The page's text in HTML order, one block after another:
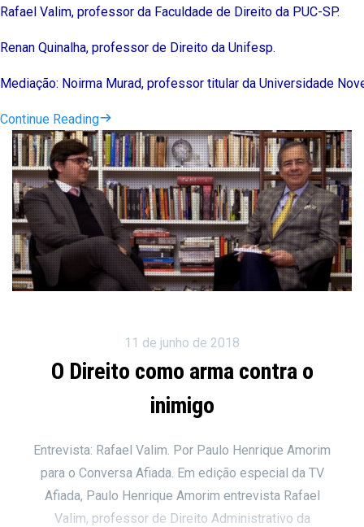
Rafael Valim, professor da Faculdade de Direito da PUC-SP.
Renan Quinalha, professor de Direito da Unifesp.
Mediação: Noirma Murad, professor titular da Universidade
Continue Reading
11 de junho de 2018
O Direito como arma contra o
inimigo
Entrevista: Rafael Valim. Por Paulo Henrique Amorim
para o Conversa Afiada. Em edição especial da TV
Afiada, Paulo Henrique Amorim entrevista Rafael
Valim, professor de Direito Administrativo da